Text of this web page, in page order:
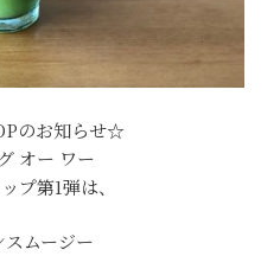
のお知らせ☆
オー ワー
プ第1弾は、
スムージー